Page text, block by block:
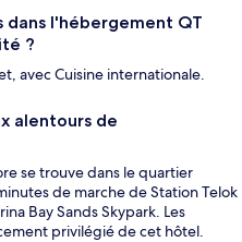
l'hébergement QT
?
avec Cuisine internationale.
alentours de
se trouve dans le quartier
de marche de Station Telok
Bay Sands Skypark. Les
privilégié de cet hôtel.